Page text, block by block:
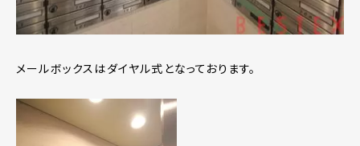
メールボックスはダイヤル式となっております。